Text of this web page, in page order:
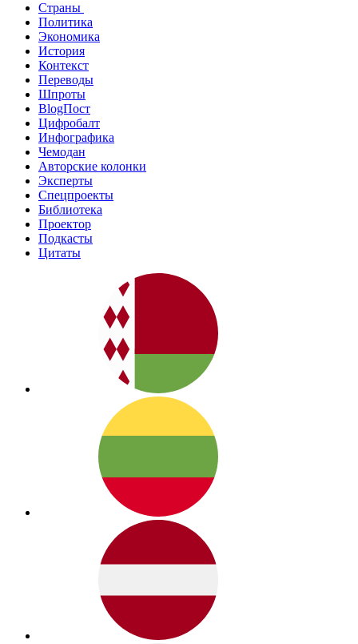
Страны
Политика
Экономика
История
Контекст
Переводы
Шпроты
BlogПост
Цифробалт
Инфографика
Чемодан
Авторские колонки
Эксперты
Спецпроекты
Библиотека
Проектор
Подкасты
Цитаты